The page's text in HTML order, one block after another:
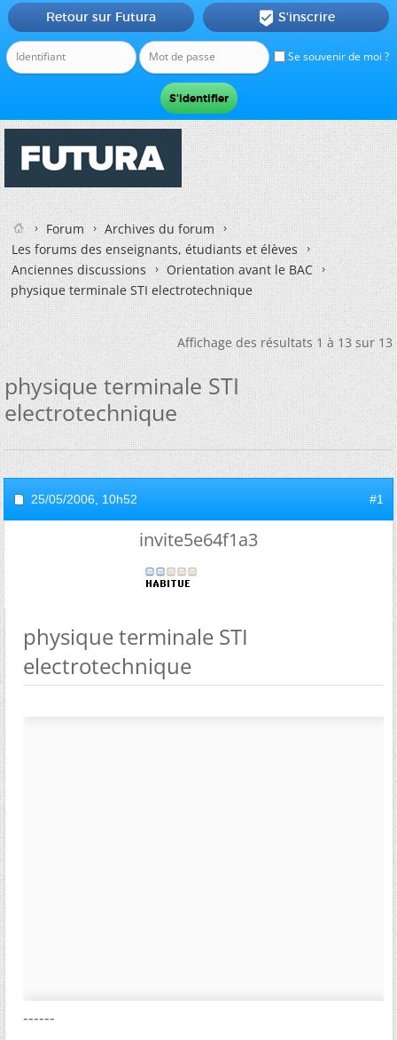
Se souvenir de moi ?
Retour sur Futura  S'inscrire
Forum
Archives du forum
Les forums des enseignants, étudiants et élèves
Anciennes discussions
Orientation avant le BAC
physique terminale STI electrotechnique
Affichage des résultats 1 à 13 sur 13
physique terminale STI
electrotechnique
25/05/2006, 10h52 #1
invite5e64f1a3
physique terminale STI
electrotechnique
------